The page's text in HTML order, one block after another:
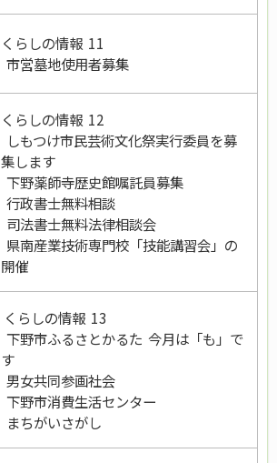
くらしの情報 11
市営墓地使用者募集
くらしの情報 12
しもつけ市民芸術文化祭実行委員を募
集します
下野薬師寺歴史館嘱託員募集
行政書士無料相談
司法書士無料法律相談会
県南産業技術専門校「技能講習会」の
開催
くらしの情報 13
下野市ふるさとかるた 今月は「も」で
す
男女共同参画社会
下野市消費生活センター
まちがいさがし